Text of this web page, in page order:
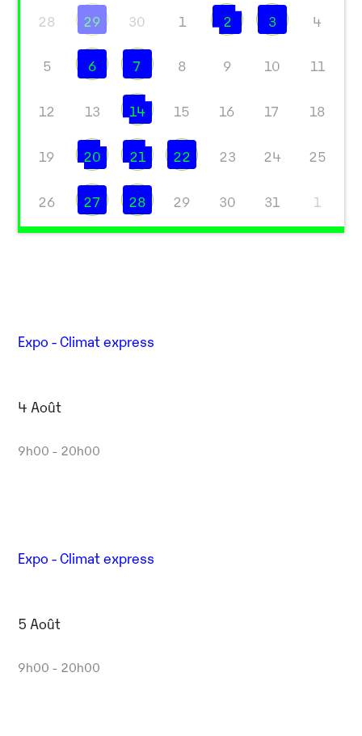
28 29 30 1 2 3 4
5 6 7 8 9 10 11
12 13 14 15 16 17 18
19 20 21 22 23 24 25
26 27 28 29 30 31 1
Expo - Climat express
4 Août
9h00 - 20h00
Expo - Climat express
5 Août
9h00 - 20h00